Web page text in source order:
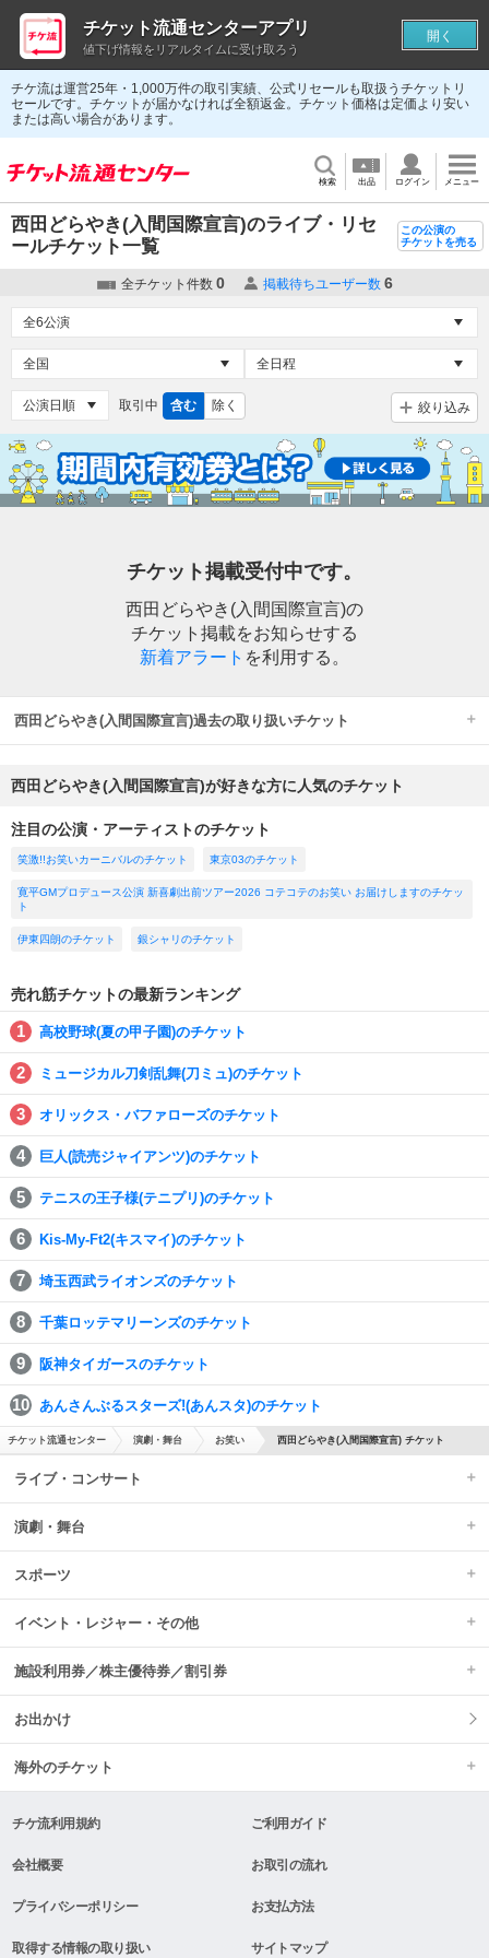
チケ流は運営25年・1,000万件の取引実績、公式リセールも取扱うチケットリ
セールです。チケットが届かなければ全額返金。チケット価格は定価より安い
または高い場合があります。
検索 出品 ログイン メニュー
西田どらやき(入間国際宣言)のライブ・リセ
ールチケット一覧
この公演の
チケットを売る
全チケット件数 0 掲載待ちユーザー数 6
取引中 含む 除く 絞り込み
チケット掲載受付中です。
西田どらやき(入間国際宣言)の
チケット掲載をお知らせする
新着アラート を利用する。
西田どらやき(入間国際宣言)過去の取り扱いチケット
西田どらやき(入間国際宣言)が好きな方に人気のチケット
注目の公演・アーティストのチケット
笑激!!お笑いカーニバルのチケット 東京03のチケット
寛平GMプロデュース公演 新喜劇出前ツアー2026 コテコテのお笑い お届けしますのチケッ
ト
伊東四朗のチケット 銀シャリのチケット
売れ筋チケットの最新ランキング
高校野球(夏の甲子園)のチケット
ミュージカル刀剣乱舞(刀ミュ)のチケット
オリックス・バファローズのチケット
巨人(読売ジャイアンツ)のチケット
テニスの王子様(テニプリ)のチケット
Kis-My-Ft2(キスマイ)のチケット
埼玉西武ライオンズのチケット
千葉ロッテマリーンズのチケット
阪神タイガースのチケット
あんさんぶるスターズ!(あんスタ)のチケット
チケット流通センター 演劇・舞台 お笑い 西田どらやき(入間国際宣言) チケット
ライブ・コンサート
演劇・舞台
スポーツ
イベント・レジャー・その他
施設利用券／株主優待券／割引券
お出かけ
海外のチケット
チケ流利用規約 ご利用ガイド
会社概要 お取引の流れ
プライバシーポリシー お支払方法
取得する情報の取り扱い サイトマップ
チケット流通センターアプリ
値下げ情報をリアルタイムに受け取ろう
開く